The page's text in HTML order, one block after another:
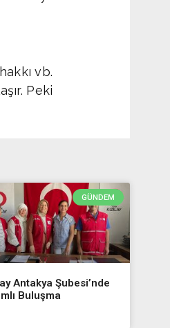
vb.
Peki
GÜNDEM
Antakya Şubesi’nde
Buluşma